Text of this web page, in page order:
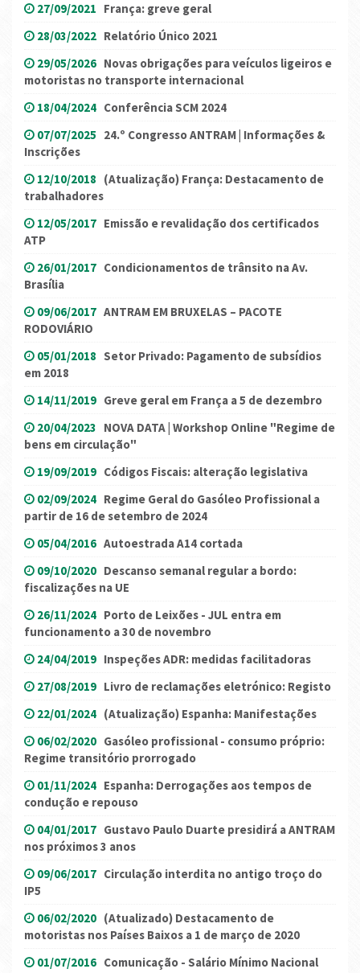
27/09/2021 França: greve geral
28/03/2022 Relatório Único 2021
29/05/2026 Novas obrigações para veículos ligeiros e
motoristas no transporte internacional
18/04/2024 Conferência SCM 2024
07/07/2025 24.º Congresso ANTRAM | Informações &
Inscrições
12/10/2018 (Atualização) França: Destacamento de
trabalhadores
12/05/2017 Emissão e revalidação dos certificados
ATP
26/01/2017 Condicionamentos de trânsito na Av.
Brasília
09/06/2017 ANTRAM EM BRUXELAS – PACOTE
RODOVIÁRIO
05/01/2018 Setor Privado: Pagamento de subsídios
em 2018
14/11/2019 Greve geral em França a 5 de dezembro
20/04/2023 NOVA DATA | Workshop Online "Regime de
bens em circulação"
19/09/2019 Códigos Fiscais: alteração legislativa
02/09/2024 Regime Geral do Gasóleo Profissional a
partir de 16 de setembro de 2024
05/04/2016 Autoestrada A14 cortada
09/10/2020 Descanso semanal regular a bordo:
fiscalizações na UE
26/11/2024 Porto de Leixões - JUL entra em
funcionamento a 30 de novembro
24/04/2019 Inspeções ADR: medidas facilitadoras
27/08/2019 Livro de reclamações eletrónico: Registo
22/01/2024 (Atualização) Espanha: Manifestações
06/02/2020 Gasóleo profissional - consumo próprio:
Regime transitório prorrogado
01/11/2024 Espanha: Derrogações aos tempos de
condução e repouso
04/01/2017 Gustavo Paulo Duarte presidirá a ANTRAM
nos próximos 3 anos
09/06/2017 Circulação interdita no antigo troço do
IP5
06/02/2020 (Atualizado) Destacamento de
motoristas nos Países Baixos a 1 de março de 2020
01/07/2016 Comunicação - Salário Mínimo Nacional